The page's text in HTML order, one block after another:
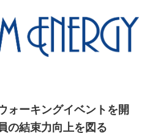
ォーキングイベントを開
の結束力向上を図る